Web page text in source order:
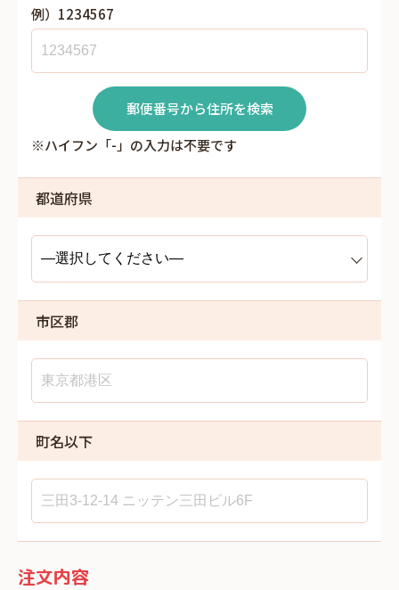
例）1234567
郵便番号から住所を検索
※ハイフン「-」の入力は不要です
都道府県
市区郡
町名以下
注文内容